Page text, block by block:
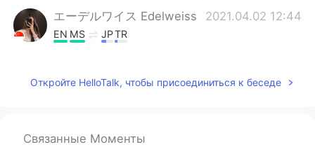
エーデルワイス Edelweiss 2021.04.02 12:44
EN MS JPTR
エーデルワイス Edelweiss 2021.04.02 12:43
Откройте HelloTalk, чтобы присоединиться к беседе
Связанные Моменты